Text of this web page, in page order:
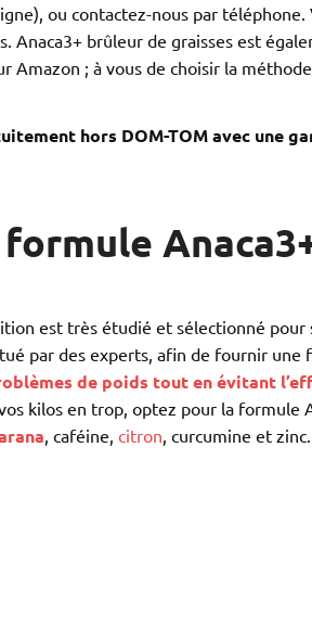
ou contactez-nous par
Anaca3+ brûleur de graisses est
Amazon ; à vous de choisir la
hors DOM-TOM avec une
est très étudié et sélectionné pour
par des experts, afin de fournir une
de poids tout en évitant
kilos en trop, optez pour la formule
, caféine, citron , curcumine et zinc.